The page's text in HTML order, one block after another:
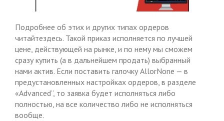
Подробнее об этих и других типах ордеров
читайтездесь. Такой приказ исполняется по лучшей
цене, действующей на рынке, и по нему мы сможем
сразу купить (а в дальнейшем продать) выбранный
нами актив. Если поставить галочку AllorNone — в
предустановленных настройках ордеров, в разделе
«Advanced”, то заявка будет исполняться либо
полностью, на все количество либо не исполняться
вообще.